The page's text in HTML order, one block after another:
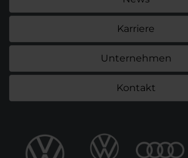
Karriere
Unternehmen
Kontakt